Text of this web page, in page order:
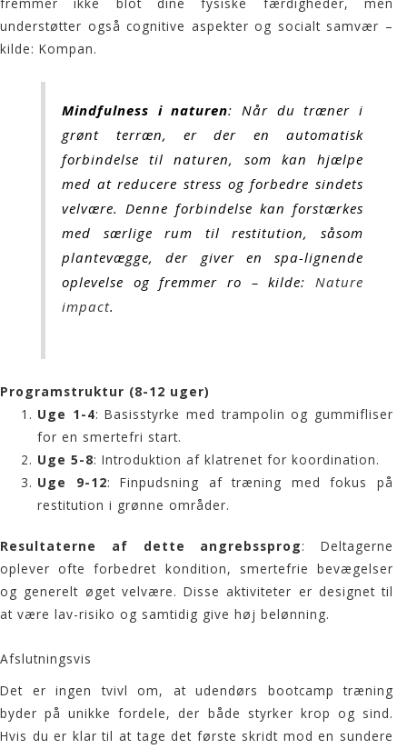
understøtter også cognitive aspekter og socialt samvær –
kilde: Kompan.
Mindfulness i naturen: Når du træner i
grønt terræn, er der en automatisk
forbindelse til naturen, som kan hjælpe
med at reducere stress og forbedre sindets
velvære. Denne forbindelse kan forstærkes
med særlige rum til restitution, såsom
plantevægge, der giver en spa-lignende
oplevelse og fremmer ro – kilde: Nature
impact.
Programstruktur (8-12 uger)
Uge 1-4: Basisstyrke med trampolin og gummifliser
for en smertefri start.
Uge 5-8: Introduktion af klatrenet for koordination.
Uge 9-12: Finpudsning af træning med fokus på
restitution i grønne områder.
Resultaterne af dette angrebssprog: Deltagerne
oplever ofte forbedret kondition, smertefrie bevægelser
og generelt øget velvære. Disse aktiviteter er designet til
at være lav-risiko og samtidig give høj belønning.
Afslutningsvis
Det er ingen tvivl om, at udendørs bootcamp træning
byder på unikke fordele, der både styrker krop og sind.
Hvis du er klar til at tage det første skridt mod en sundere